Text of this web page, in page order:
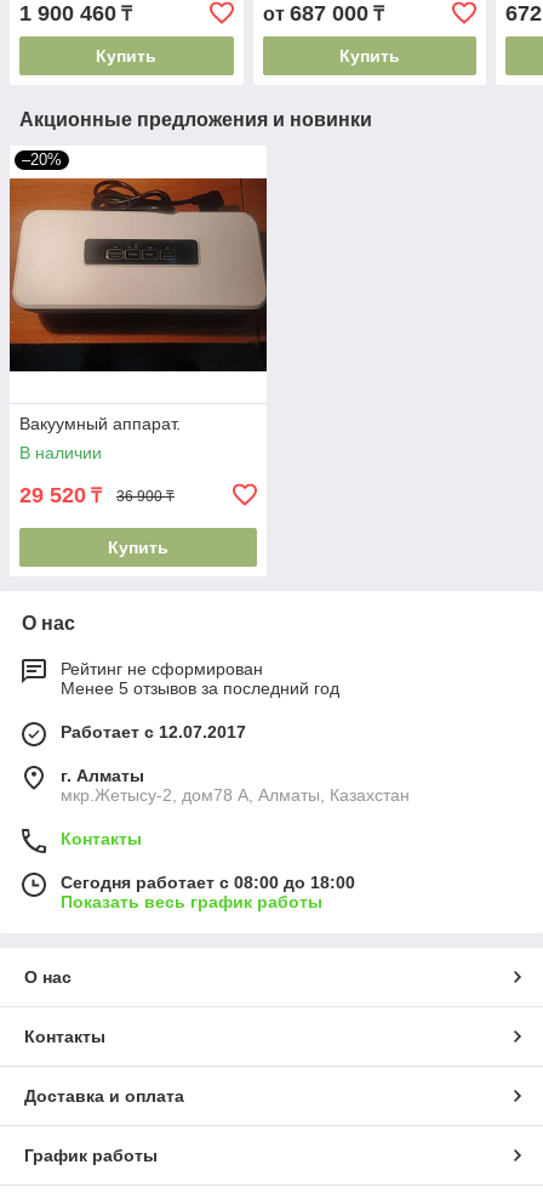
1 900 460 ₸
Купить
от 687 000₸
Купить
Акционные предложения и новинки
–20%
Вакуумный аппарат.
В наличии
29 520 ₸ 36 900 ₸
Купить
О нас
Рейтинг не сформирован
Менее 5 отзывов за последний год
Работает с 12.07.2017
г. Алматы
мкр.Жетысу-2, дом78 А, Алматы, Казахстан
Контакты
Сегодня работает с 08:00 до 18:00
Показать весь график работы
О нас
Контакты
Доставка и оплата
График работы